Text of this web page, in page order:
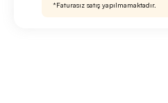
*Faturasız satış yapılmamaktadır.